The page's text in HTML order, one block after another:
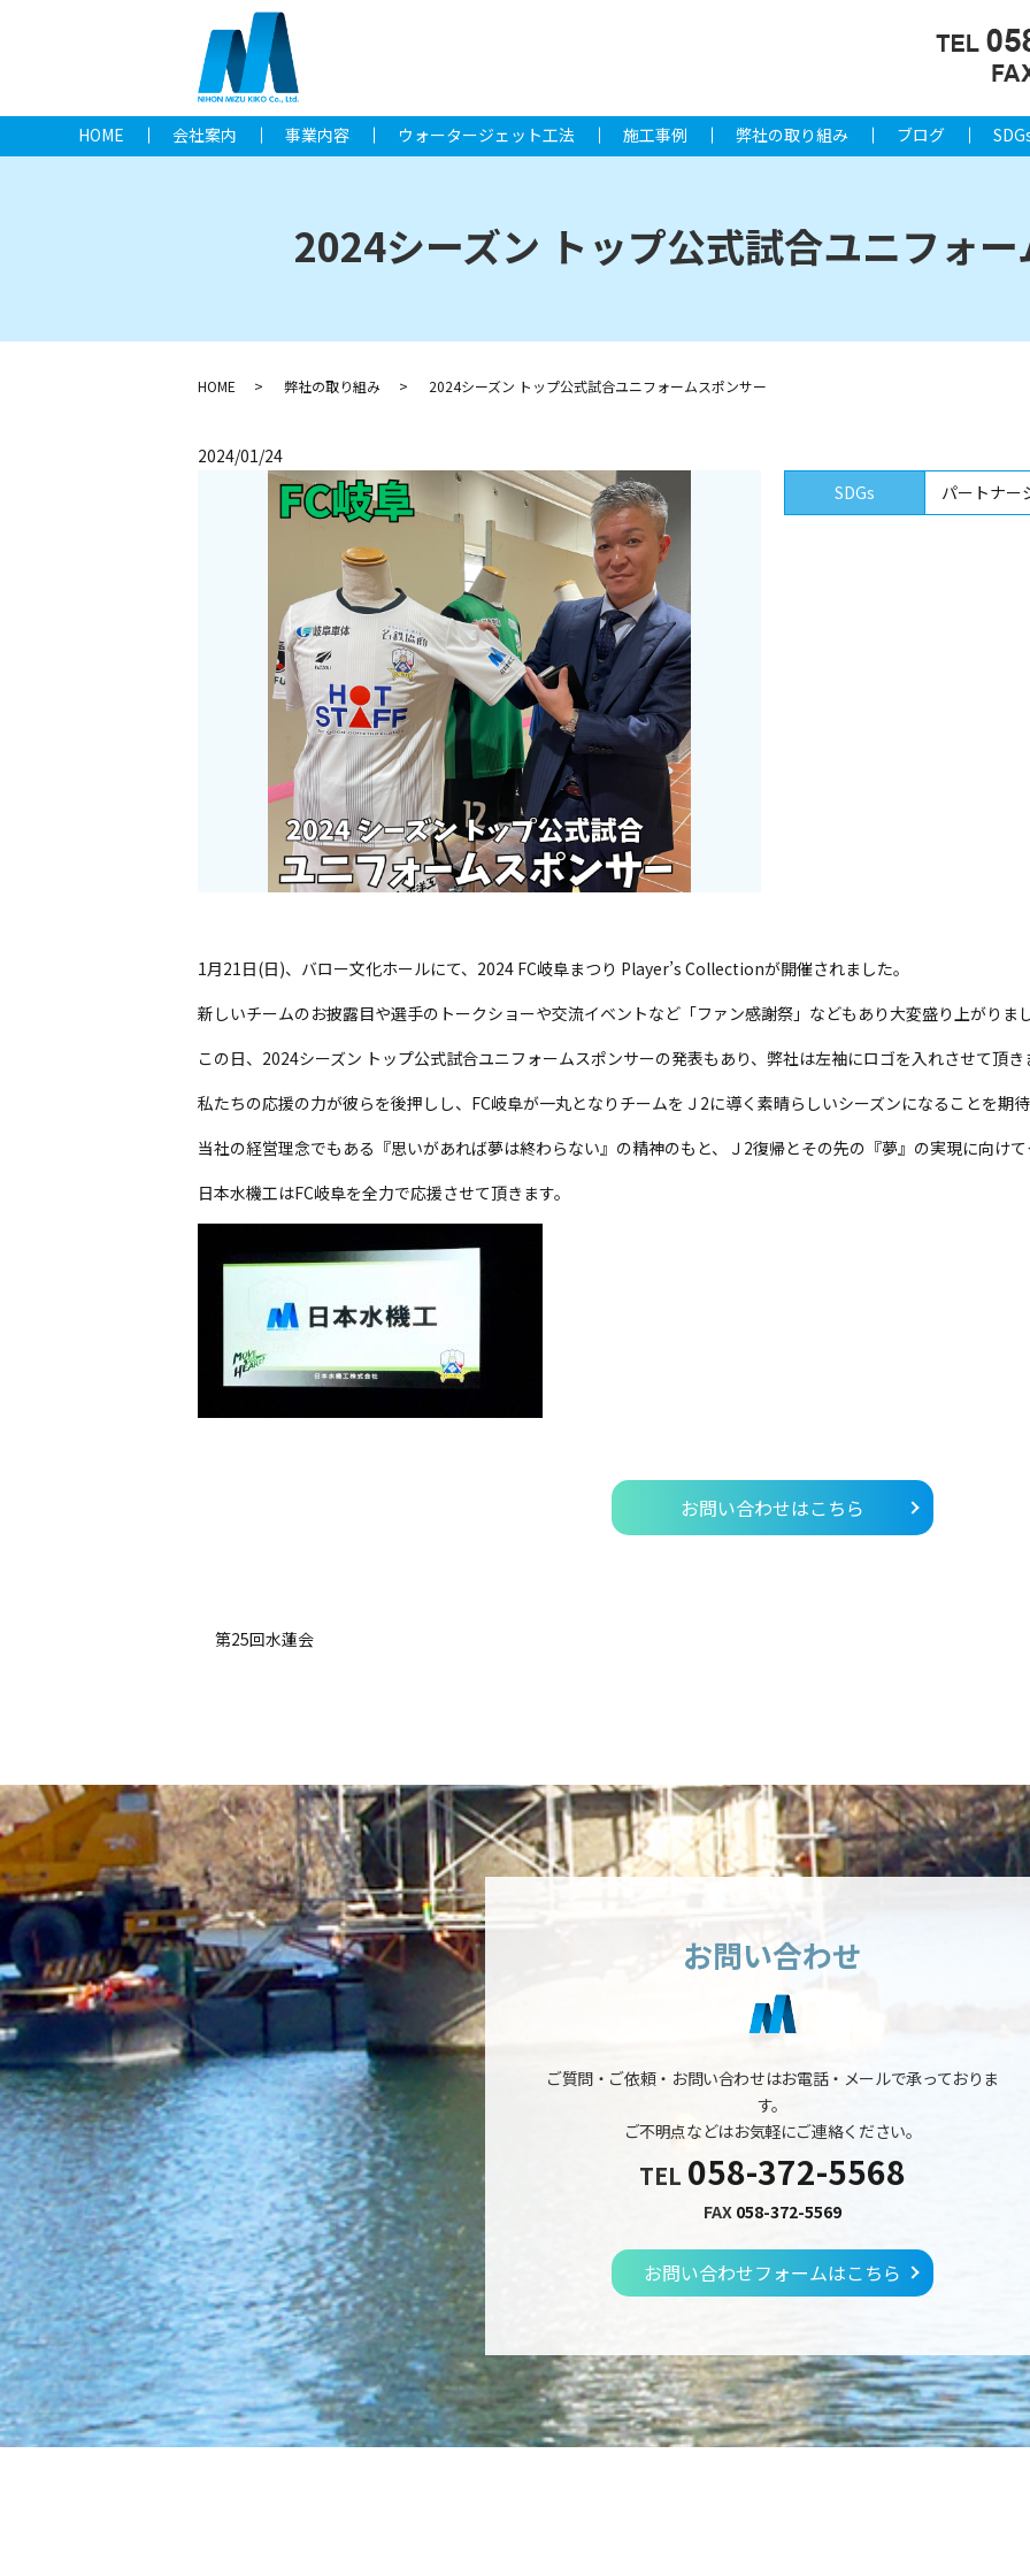
HOME 会社案内 事業内容 ウォータージェット工法 施工事例 弊社の取り組み ブログ
2024シーズン トップ公式試合ユニフォ
HOME 弊社の取り組み 2024シーズン トップ公式試合ユニフォームスポンサー
2024/01/24
SDGs
パートナー
1月21日(日)、バロー文化ホールにて、2024 FC岐阜まつり Player’s Collectionが開催されました。
新しいチームのお披露目や選手のトークショーや交流イベントなど「ファン感謝祭」などもあり大変盛り上がりま
この日、2024シーズン トップ公式試合ユニフォームスポンサーの発表もあり、弊社は左袖にロゴを入れさせて頂き
私たちの応援の力が彼らを後押しし、FC岐阜が一丸となりチームをＪ2に導く素晴らしいシーズンになることを期
当社の経営理念でもある『思いがあれば夢は終わらない』の精神のもと、Ｊ2復帰とその先の『夢』の実現に向け
日本水機工はFC岐阜を全力で応援させて頂きます。
お問い合わせはこちら
第25回水蓮会
お問い合わせ
ご質問・ご依頼・お問い合わせはお電話・メールで承っておりま
す。
ご不明点などはお気軽にご連絡ください。
TEL 058-372-5568
FAX 058-372-5569
お問い合わせフォームはこちら